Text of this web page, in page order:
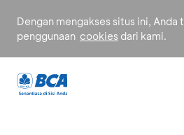
Dengan mengakses situs ini, Anda
penggunaan cookies dari kami.